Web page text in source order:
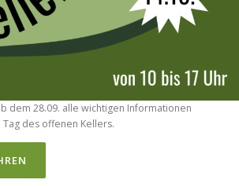
dem 28.09. alle wichtigen Informationen
des offenen Kellers.